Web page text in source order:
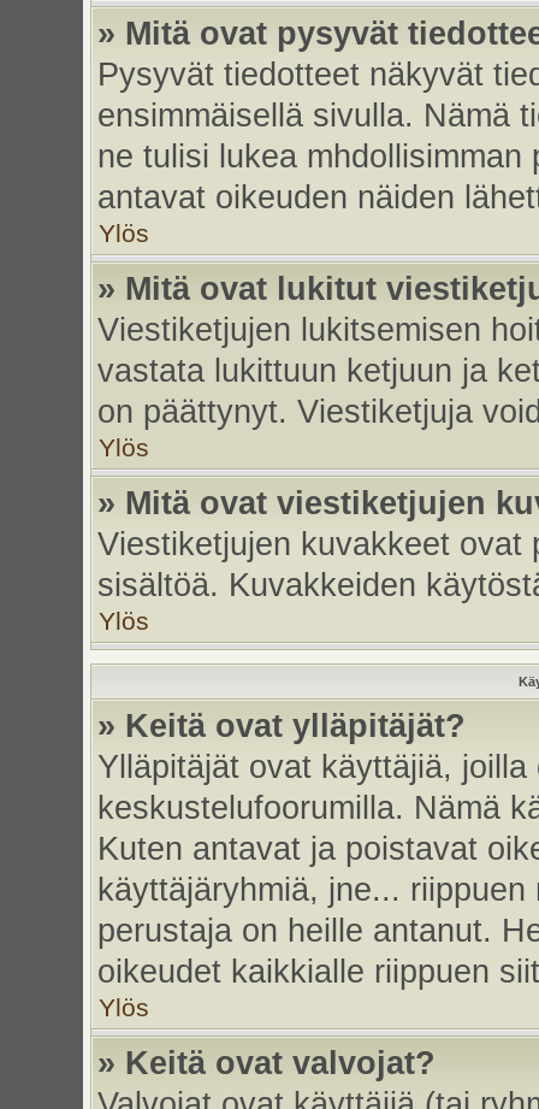
» Mitä ovat pysyvät
Pysyvät tiedotteet näkyvät
ensimmäisellä sivulla. Nämä
ne tulisi lukea
antavat oikeuden näiden
Ylös
» Mitä ovat lukitut
Viestiketjujen lukitsemisen
vastata lukittuun ketjuun ja
on päättynyt. Viestiketjuja
Ylös
» Mitä ovat viestiketjujen
Viestiketjujen kuvakkeet ovat
sisältöä. Kuvakkeiden
Ylös
» Keitä ovat ylläpitäjät?
Ylläpitäjät ovat käyttäjiä,
keskustelufoorumilla. Nämä
Kuten antavat ja poistavat
käyttäjäryhmiä, jne...
perustaja on heille antanut.
oikeudet kaikkialle riippuen
Ylös
» Keitä ovat valvojat?